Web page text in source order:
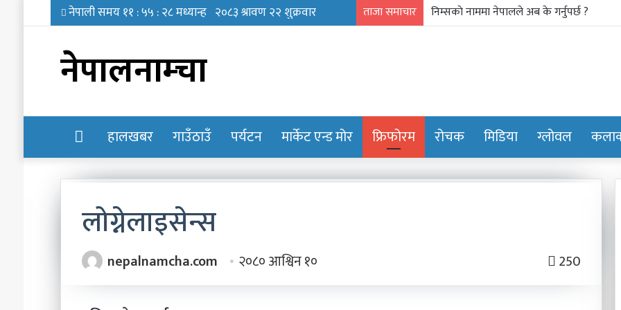
ताजा समाचार गाउँ पर्यटन प्रवर्द्धन मञ्च-नेपालकाे गण्डकी प्रदेशमा
नेपालनाम्चा
होमपेजहालखबर गाउँठाउँ पर्यटन मार्केट एन्ड मोर फ्रिफोरम रोचक मिडिया ग्लोवल
लोग्नेलाइसेन्स
nepalnamcha.com २०८० आश्विन १० 250
तिमी